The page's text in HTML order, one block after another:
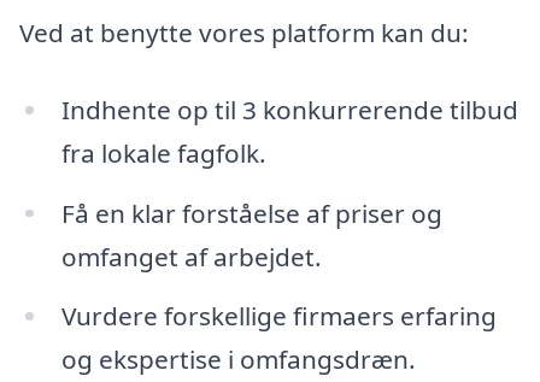
Ved at benytte vores platform kan du:
Indhente op til 3 konkurrerende tilbud
fra lokale fagfolk.
Få en klar forståelse af priser og
omfanget af arbejdet.
Vurdere forskellige firmaers erfaring
og ekspertise i omfangsdræn.